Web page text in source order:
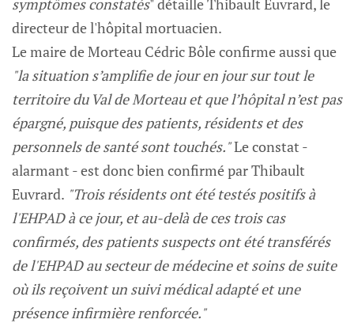
directeur de l'hôpital mortuacien.
Le maire de Morteau Cédric Bôle confirme aussi que
"la situation s’amplifie de jour en jour sur tout le
territoire du Val de Morteau et que l’hôpital n’est pas
épargné, puisque des patients, résidents et des
personnels de santé sont touchés."Le constat -
alarmant - est donc bien confirmé par Thibault
Euvrard. "Trois résidents ont été testés positifs à
l'EHPAD à ce jour, et au-delà de ces trois cas
confirmés, des patients suspects ont été transférés
de l'EHPAD au secteur de médecine et soins de suite
où ils reçoivent un suivi médical adapté et une
présence infirmière renforcée."